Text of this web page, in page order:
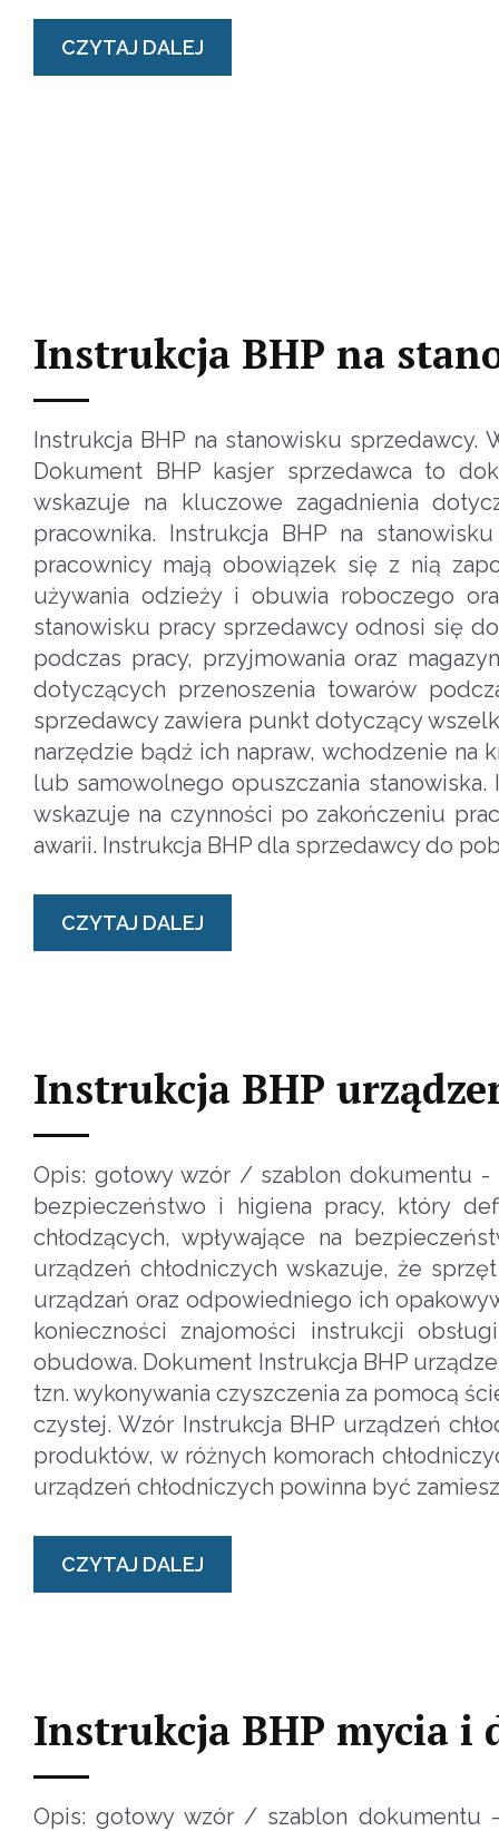
CZYTAJ DALEJ
Instrukcja BHP na
Instrukcja BHP na stanowisku
Dokument BHP kasjer sprzedawca to
wskazuje na kluczowe zagadnienia
pracownika. Instrukcja BHP na
pracownicy mają obowiązek się z nią
używania odzieży i obuwia roboczego
stanowisku pracy sprzedawcy odnosi się
podczas pracy, przyjmowania oraz
dotyczących przenoszenia towarów
sprzedawcy zawiera punkt dotyczący
narzędzie bądź ich napraw, wchodzenie na
lub samowolnego opuszczania
wskazuje na czynności po zakończeniu
awarii. Instrukcja BHP dla sprzedawcy do
CZYTAJ DALEJ
Instrukcja BHP
Opis: gotowy wzór / szablon dokumentu -
bezpieczeństwo i higiena pracy, który
chłodzących, wpływające na
urządzeń chłodniczych wskazuje, że
urządzań oraz odpowiedniego ich
konieczności znajomości instrukcji
obudowa. Dokument Instrukcja BHP
tzn. wykonywania czyszczenia za pomocą
czystej. Wzór Instrukcja BHP urządzeń
produktów, w różnych komorach
urządzeń chłodniczych powinna być
CZYTAJ DALEJ
Instrukcja BHP mycia i
Opis: gotowy wzór / szablon dokumentu